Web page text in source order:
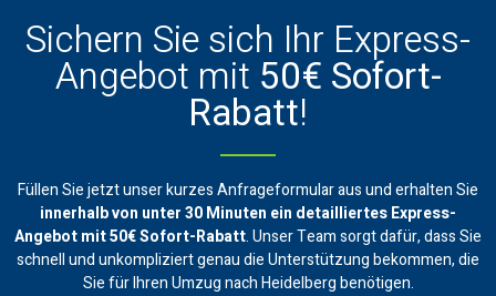
Sichern Sie sich Ihr Express-
Angebot mit 50€ Sofort-
Rabatt!
Füllen Sie jetzt unser kurzes Anfrageformular aus und erhalten Sie
innerhalb von unter 30 Minuten ein detailliertes Express-
Angebot mit 50€ Sofort-Rabatt. Unser Team sorgt dafür, dass Sie
schnell und unkompliziert genau die Unterstützung bekommen, die
Sie für Ihren Umzug nach Heidelberg benötigen.